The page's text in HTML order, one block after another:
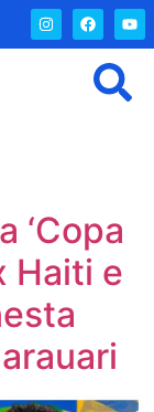
‘Copa
Haiti e